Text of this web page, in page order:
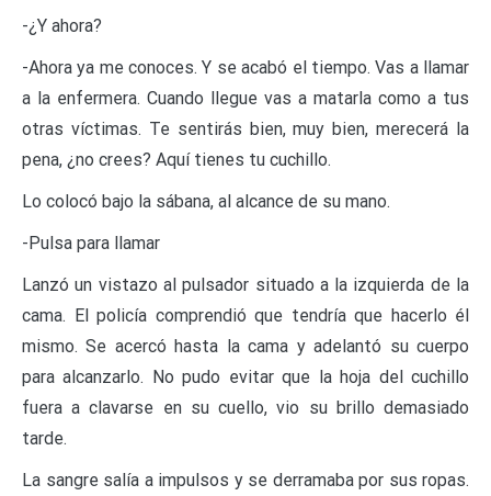
-¿Y ahora?
-Ahora ya me conoces. Y se acabó el tiempo. Vas a llamar
a la enfermera. Cuando llegue vas a matarla como a tus
otras víctimas. Te sentirás bien, muy bien, merecerá la
pena, ¿no crees? Aquí tienes tu cuchillo.
Lo colocó bajo la sábana, al alcance de su mano.
-Pulsa para llamar
Lanzó un vistazo al pulsador situado a la izquierda de la
cama. El policía comprendió que tendría que hacerlo él
mismo. Se acercó hasta la cama y adelantó su cuerpo
para alcanzarlo. No pudo evitar que la hoja del cuchillo
fuera a clavarse en su cuello, vio su brillo demasiado
tarde.
La sangre salía a impulsos y se derramaba por sus ropas.